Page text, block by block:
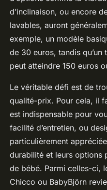
d’inclinaison, ou encore
lavables, auront
exemple, un modèle
de 30 euros, tandis
peut atteindre 150 euros
Le véritable défi est de
qualité-prix. Pour cela, il
est indispensable pour
facilité d’entretien, ou
particulièrement
durabilité et leurs options
de bébé. Parmi celles-ci,
Chicco ou BabyBjörn